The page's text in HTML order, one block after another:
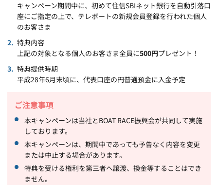
キャンペーン期間中に、初めて住信SBIネット銀行を自動引落口
座にご指定の上で、テレボートの新規会員登録を行われた個人
のお客さま
特典内容
上記の対象となる個人のお客さま全員に500円プレゼント！
特典提供時期
平成28年6月末頃に、代表口座の円普通預金に入金予定
ご注意事項
本キャンペーンは当社とBOAT RACE振興会が共同して実施
しております。
本キャンペーンは、期間中であっても予告なく内容を変更
または中止する場合があります。
特典を受ける権利を第三者へ譲渡、換金等することはでき
ません。